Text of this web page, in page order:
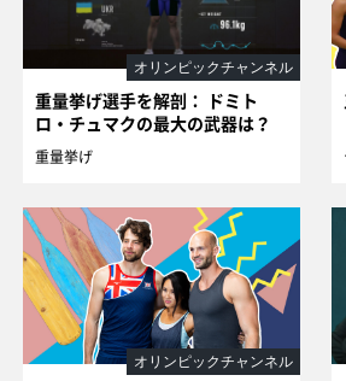
重量挙げ選手を解剖： ドミト
ロ・チュマクの最大の武器は？
重量挙げ
オリンピックチャンネル
オリンピックチャンネル